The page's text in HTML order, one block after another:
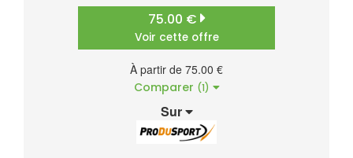
75.00 €
Voir cette offre
À partir de 75.00 €
Comparer (1)
Sur